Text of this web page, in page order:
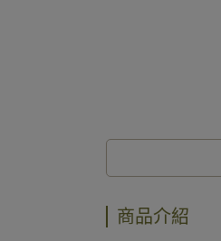
商品介紹